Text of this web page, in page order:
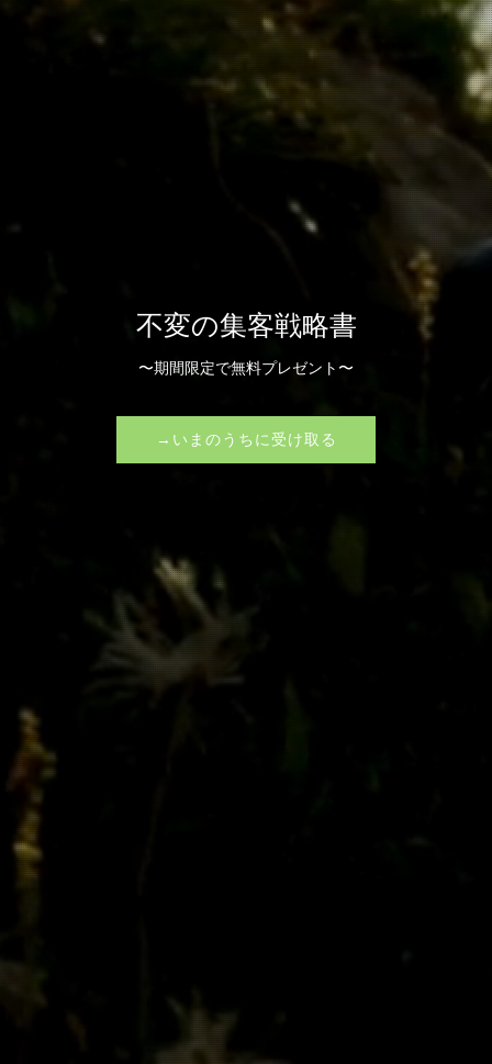
不変の集客戦略書
〜期間限定で無料プレゼント〜
→いまのうちに受け取る